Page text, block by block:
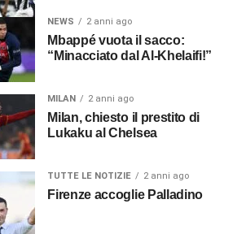
NEWS 2 anni ago
Mbappé vuota il sacco:
“Minacciato dal Al-Khelaifi!”
MILAN 2 anni ago
Milan, chiesto il prestito di
Lukaku al Chelsea
TUTTE LE NOTIZIE 2 anni ago
Firenze accoglie Palladino